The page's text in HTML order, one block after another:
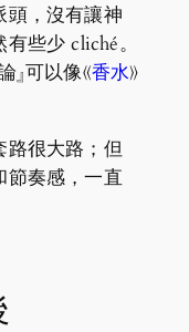
頭，沒有讓神
些少 cliché。
可以像《香水》
路很大路；但
節奏感，一直